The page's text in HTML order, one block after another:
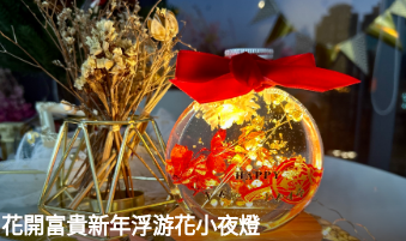
花開富貴新年浮游花小夜燈